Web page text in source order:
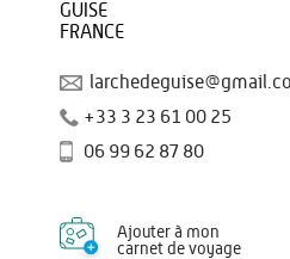
GUISE
FRANCE
+33 3 23 61 00 25
06 99 62 87 80
Ajouter à mon
carnet de voyage